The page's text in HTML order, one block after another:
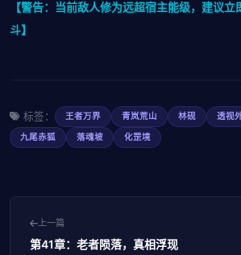
【警告：当前敌人修为远超宿主能级，建议
斗】
标签： 王者万界 青岚荒山 林砚 透视
九尾赤狐
落魂坡 化罡境
上一篇
第41章：老者陨落，真相浮现